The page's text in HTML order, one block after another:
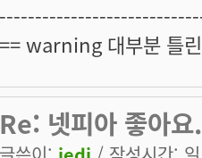
== warning 대부분 틀
Re: 넷피아 좋아요.